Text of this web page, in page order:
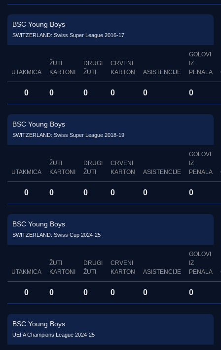
BSC Young Boys
SWITZERLAND: Swiss Super League 2016-17
UTAKMICA
ŽUTI
KARTONI
DRUGI
ŽUTI
CRVENI
KARTON
ASISTENCIJE
GOLOVI
IZ
PENALA
0 0 0 0 0 0
BSC Young Boys
SWITZERLAND: Swiss Super League 2018-19
UTAKMICA
ŽUTI
KARTONI
DRUGI
ŽUTI
CRVENI
KARTON
ASISTENCIJE
GOLOVI
IZ
PENALA
0 0 0 0 0 0
BSC Young Boys
SWITZERLAND: Swiss Cup 2024-25
UTAKMICA
ŽUTI
KARTONI
DRUGI
ŽUTI
CRVENI
KARTON
ASISTENCIJE
GOLOVI
IZ
PENALA
0 0 0 0 0 0
BSC Young Boys
UEFA Champions League 2024-25